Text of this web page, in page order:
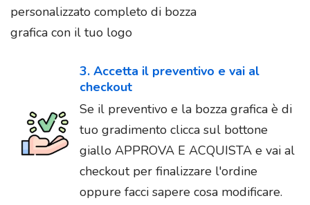
personalizzato completo di bozza
grafica con il tuo logo
3. Accetta il preventivo e vai al
checkout
Se il preventivo e la bozza grafica è di
tuo gradimento clicca sul bottone
giallo APPROVA E ACQUISTA e vai al
checkout per finalizzare l'ordine
oppure facci sapere cosa modificare.